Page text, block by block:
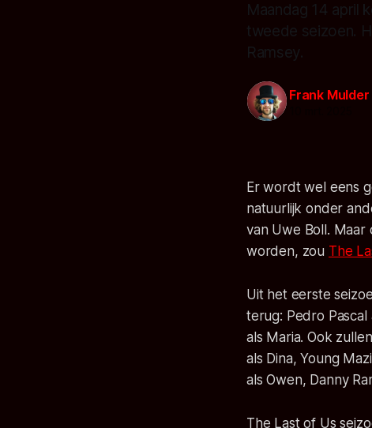
Maandag 14 april
tweede seizoen.
Ramsey.
Frank Mulder
Er wordt wel eens
natuurlijk onder
van Uwe Boll.
worden, zou The
Uit het eerste
terug: Pedro Pascal
als Maria. Ook
als Dina, Young
als Owen, Danny
The Last of Us